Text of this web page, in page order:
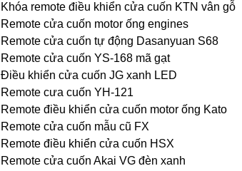
Khóa remote điều khiển cửa cuốn KTN vân gỗ
Remote cửa cuốn motor ống engines
Remote cửa cuốn tự động Dasanyuan S68
Remote cửa cuốn YS-168 mã gạt
Điều khiển cửa cuốn JG xanh LED
Remote cưa cuốn YH-121
Remote điều khiển cửa cuốn motor ống Kato
Remote cửa cuốn mẫu cũ FX
Remote điều khiển cửa cuốn HSX
Remote cửa cuốn Akai VG đèn xanh